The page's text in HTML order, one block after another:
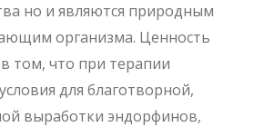
но и являются природным
организма. Ценность
том, что при терапии
для благотворной,
выработки эндорфинов,